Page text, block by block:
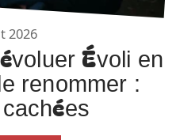
2026
Évoli en
renommer :